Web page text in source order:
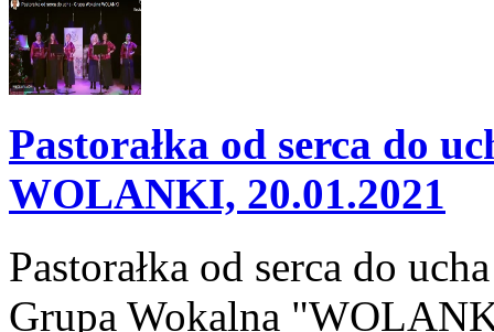
Pastorałka od serca do
WOLANKI, 20.01.2021
Pastorałka od serca do ucha
Grupa Wokalna